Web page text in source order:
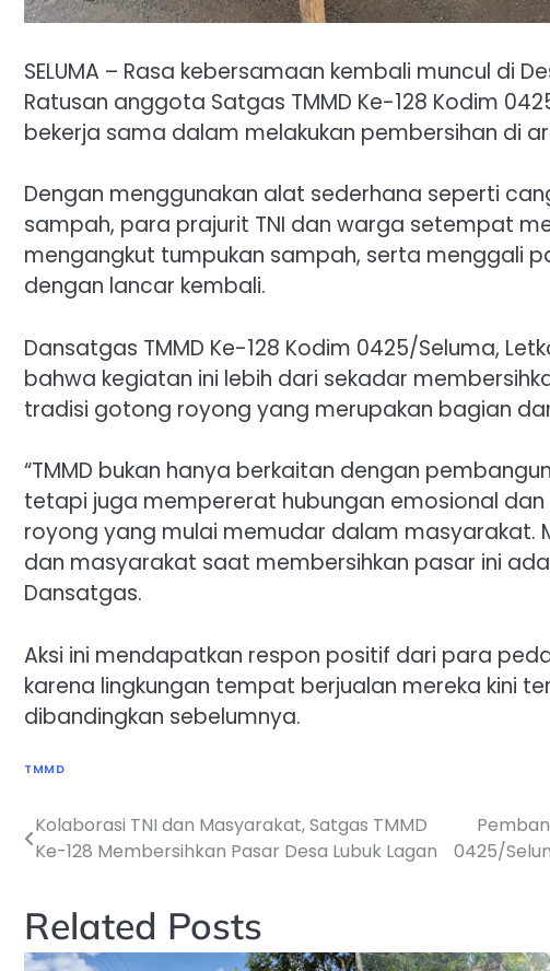
SELUMA – Rasa kebersamaan kembali muncul di
Ratusan anggota Satgas TMMD Ke-128 Kodim
bekerja sama dalam melakukan pembersihan di
Dengan menggunakan alat sederhana seperti
sampah, para prajurit TNI dan warga setempat
mengangkut tumpukan sampah, serta menggali
dengan lancar kembali.
Dansatgas TMMD Ke-128 Kodim 0425/Seluma,
bahwa kegiatan ini lebih dari sekadar
tradisi gotong royong yang merupakan bagian
“TMMD bukan hanya berkaitan dengan
tetapi juga mempererat hubungan emosional
royong yang mulai memudar dalam masyarakat.
dan masyarakat saat membersihkan pasar ini
Dansatgas.
Aksi ini mendapatkan respon positif dari para
karena lingkungan tempat berjualan mereka kini
dibandingkan sebelumnya.
TMMD
Navigasi
Kolaborasi TNI dan Masyarakat, Satgas TMMD
Ke-128 Membersihkan Pasar Desa Lubuk Lagan
0425/
Related Posts